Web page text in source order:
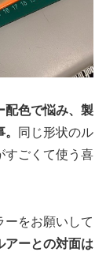
配色で悩み、製
同じ形状のル
すごくて使う喜
ーをお願いして
アーとの対面は